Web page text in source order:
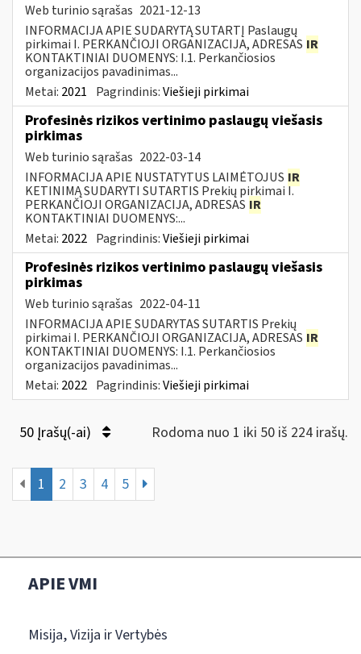
Web turinio sąrašas 2021-12-13
INFORMACIJA APIE SUDARYTĄ SUTARTĮ Paslaugų
pirkimai I. PERKANČIOJI ORGANIZACIJA, ADRESAS IR
KONTAKTINIAI DUOMENYS: I.1. Perkančiosios
organizacijos pavadinimas...
Metai: 2021 Pagrindinis:Viešieji pirkimai
Profesinės rizikos vertinimo paslaugų viešasis
pirkimas
Web turinio sąrašas 2022-03-14
INFORMACIJA APIE NUSTATYTUS LAIMĖTOJUS IR
KETINIMĄ SUDARYTI SUTARTIS Prekių pirkimai I.
PERKANČIOJI ORGANIZACIJA, ADRESAS IR
KONTAKTINIAI DUOMENYS:...
Metai: 2022 Pagrindinis:Viešieji pirkimai
Profesinės rizikos vertinimo paslaugų viešasis
pirkimas
Web turinio sąrašas 2022-04-11
INFORMACIJA APIE SUDARYTAS SUTARTIS Prekių
pirkimai I. PERKANČIOJI ORGANIZACIJA, ADRESAS IR
KONTAKTINIAI DUOMENYS: I.1. Perkančiosios
organizacijos pavadinimas...
Metai: 2022 Pagrindinis:Viešieji pirkimai
50 Įrašų(-ai) Rodoma nuo 1 iki 50 iš 224 irašų.
1 2 3 4 5
APIE VMI
Misija, Vizija ir Vertybės